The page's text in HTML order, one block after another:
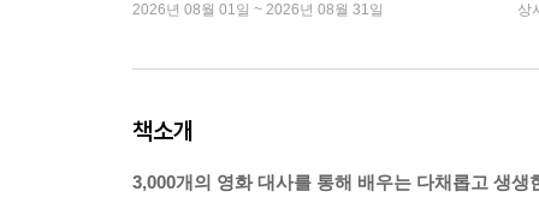
2026년 08월 01일 ~ 2026년 08월 31일 상
책소개
3,000개의 영화 대사를 통해 배우는 다채롭고 생생